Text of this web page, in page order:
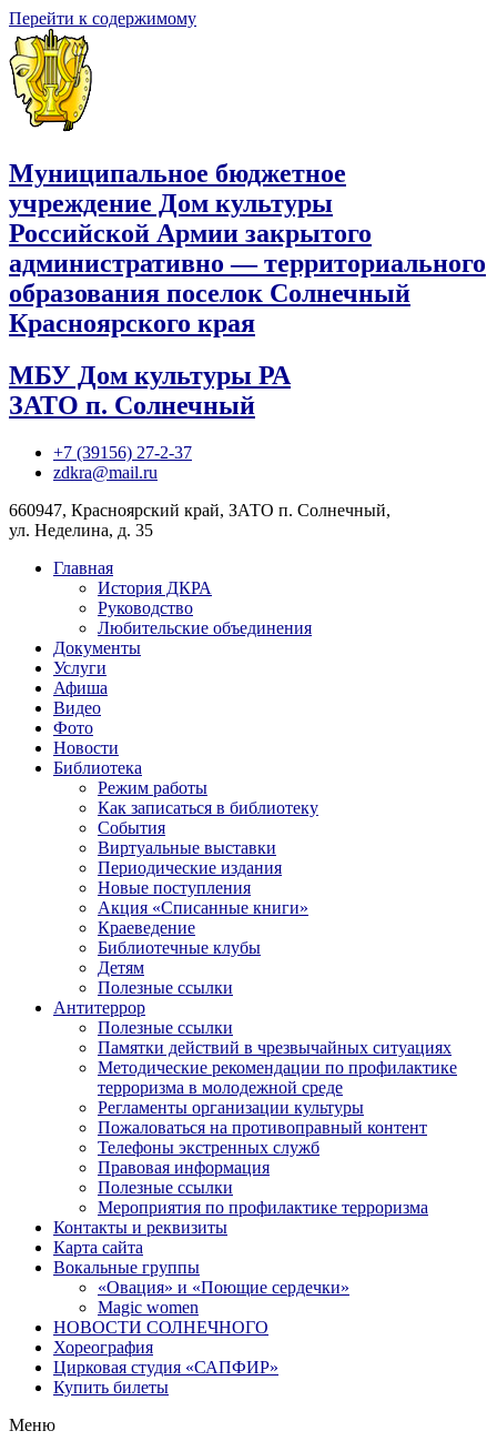
Перейти к содержимому
Муниципальное бюджетное
учреждение Дом культуры
Российской Армии закрытого
административно — территориального
образования поселок Солнечный
Красноярского края
МБУ Дом культуры РА
ЗАТО п. Солнечный
+7 (39156) 27-2-37
zdkra@mail.ru
660947, Красноярский край, ЗАТО п. Солнечный,
ул. Неделина, д. 35
Главная
История ДКРА
Руководство
Любительские объединения
Документы
Услуги
Афиша
Видео
Фото
Новости
Библиотека
Режим работы
Как записаться в библиотеку
События
Виртуальные выставки
Периодические издания
Новые поступления
Акция «Списанные книги»
Краеведение
Библиотечные клубы
Детям
Полезные ссылки
Антитеррор
Полезные ссылки
Памятки действий в чрезвычайных ситуациях
Методические рекомендации по профилактике
терроризма в молодежной среде
Регламенты организации культуры
Пожаловаться на противоправный контент
Телефоны экстренных служб
Правовая информация
Полезные ссылки
Мероприятия по профилактике терроризма
Контакты и реквизиты
Карта сайта
Вокальные группы
«Овация» и «Поющие сердечки»
Magic women
НОВОСТИ СОЛНЕЧНОГО
Хореография
Цирковая студия «САПФИР»
Купить билеты
Меню